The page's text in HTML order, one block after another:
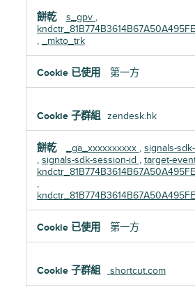
Cookie
s_gpv ,
,
_mkto_trk
第一方
zendesk.hk
_ga_xxxxxxxxxx , signals-
, signals-sdk-session-id , target-
,
第一方
shortcut.com